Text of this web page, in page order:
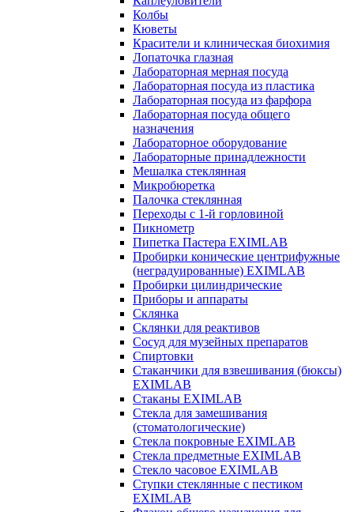
Колбы
Кюветы
Красители и клиническая биохимия
Лопаточка глазная
Лабораторная мерная посуда
Лабораторная посуда из пластика
Лабораторная посуда из фарфора
Лабораторная посуда общего
назначения
Лабораторное оборудование
Лабораторные принадлежности
Мешалка стеклянная
Микробюретка
Палочка стеклянная
Переходы с 1-й горловиной
Пикнометр
Пипетка Пастера EXIMLAB
Пробирки конические центрифужные
(неградуированные) EXIMLAB
Пробирки цилиндрические
Приборы и аппараты
Склянка
Склянки для реактивов
Сосуд для музейных препаратов
Спиртовки
Стаканчики для взвешивания (бюксы)
EXIMLAB
Стаканы EXIMLAB
Стекла для замешивания
(стоматологические)
Стекла покровные EXIMLAB
Стекла предметные EXIMLAB
Стекло часовое EXIMLAB
Ступки стеклянные с пестиком
EXIMLAB